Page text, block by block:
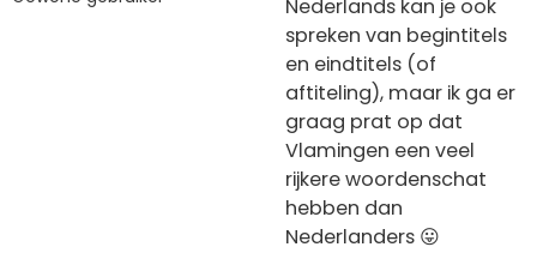
Nederlands kan je ook
spreken van begintitels
en eindtitels (of
aftiteling), maar ik ga er
graag prat op dat
Vlamingen een veel
rijkere woordenschat
hebben dan
Nederlanders 😛